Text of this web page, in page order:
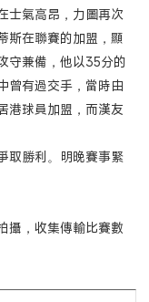
士氣高昂，力圖再次
斯在聯賽的加盟，顯
守兼備，他以35分的
曾有過交手，當時由
港球員加盟，而漢友
取勝利。明晚賽事緊
攝，收集傳輸比賽數